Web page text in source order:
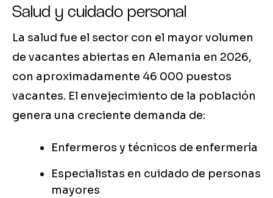
Salud y cuidado personal
La salud fue el sector con el mayor volumen
de vacantes abiertas en Alemania en 2026,
con aproximadamente 46 000 puestos
vacantes. El envejecimiento de la población
genera una creciente demanda de:
Enfermeros y técnicos de enfermería
Especialistas en cuidado de personas
mayores